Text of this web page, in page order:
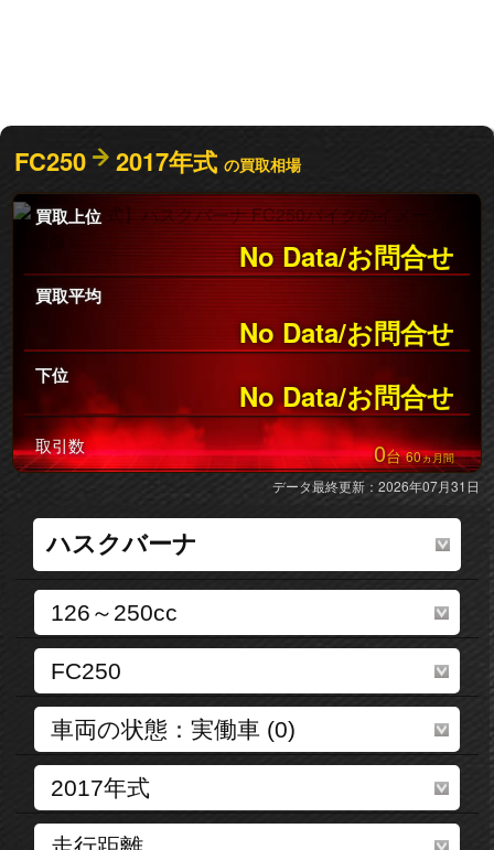
FC250 2017年式の買取相場
買取上位
No Data/お問合せ
買取平均
No Data/お問合せ
下位
No Data/お問合せ
取引数 0台60ヵ月間
データ最終更新：2026年07月31日